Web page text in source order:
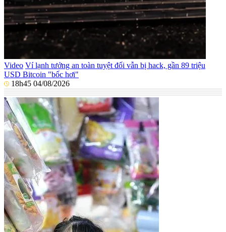
Video Ví lạnh tưởng an toàn tuyệt đối vẫn bị hack, gần 89 triệu
USD Bitcoin "bốc hơi"
18h45 04/08/2026